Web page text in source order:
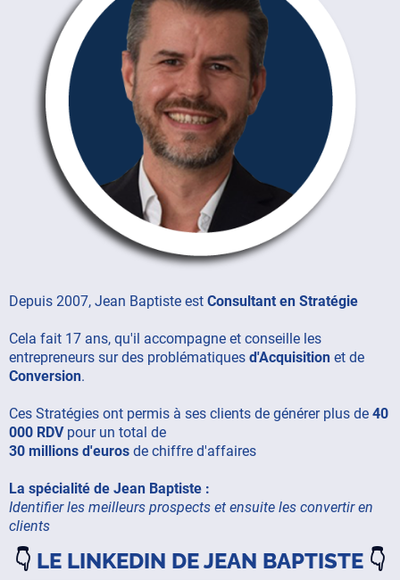
Depuis 2007, Jean Baptiste est Consultant en Stratégie
Cela fait 17 ans, qu'il accompagne et conseille les
entrepreneurs sur des problématiques d'Acquisition et de
Conversion.
Ces Stratégies ont permis à ses clients de générer plus de 40
000 RDVpour un total de
30 millions d'euros de chiffre d'affaires
La spécialité de Jean Baptiste :
Identifier les meilleurs prospects et ensuite les convertir en
clients
👇 LE LINKEDIN DE JEAN BAPTISTE 👇